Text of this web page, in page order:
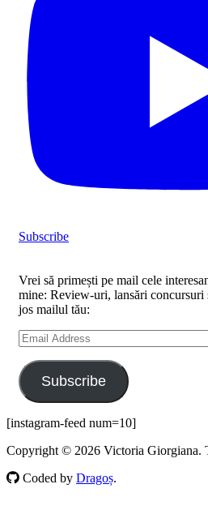
Subscribe
Vrei să primești pe mail cele
mine: Review-uri, lansări
jos mailul tău:
Email
Address
Subscribe
[instagram-feed num=10]
Copyright © 2026 Victoria Giorgiana.
Coded by Dragoș.